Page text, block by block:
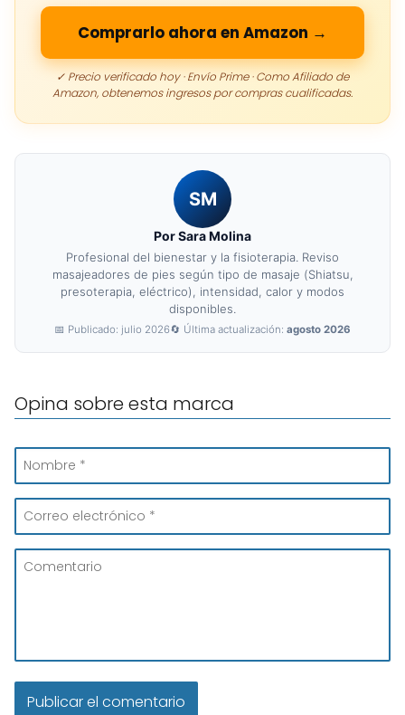
Comprarlo ahora en Amazon →
✓ Precio verificado hoy · Envío Prime · Como Afiliado de
Amazon, obtenemos ingresos por compras cualificadas.
SM
Por Sara Molina
Profesional del bienestar y la fisioterapia. Reviso
masajeadores de pies según tipo de masaje (Shiatsu,
presoterapia, eléctrico), intensidad, calor y modos
disponibles.
📅 Publicado: julio 2026🔄 Última actualización: agosto 2026
Opina sobre esta marca